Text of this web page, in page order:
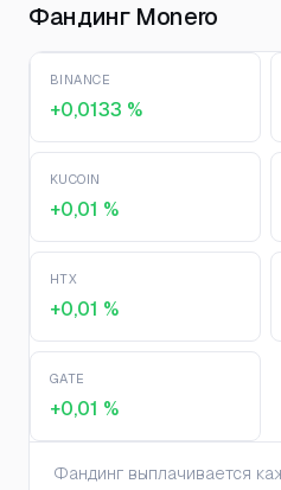
Фандинг Monero
BINANCE
+0,0133 %
KUCOIN
+0,01 %
HTX
+0,01 %
GATE
+0,01 %
Фандинг выплачивается